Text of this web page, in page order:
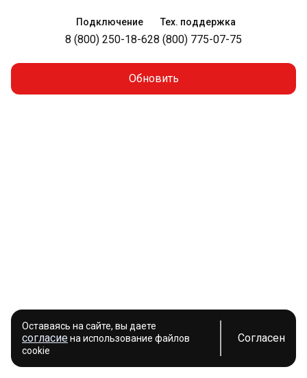
Подключение
8 (800) 250-18-62
Тех. поддержка
8 (800) 775-07-75
Обновить
Оставаясь на сайте, вы даете
согласиена использование файлов
cookie
Согласен